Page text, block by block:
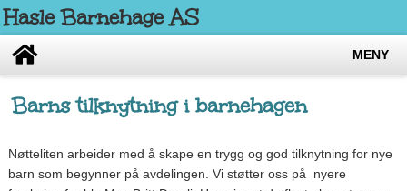
Hasle Barnehage AS
MENY
Barns tilknytning i barnehagen
Nøtteliten arbeider med å skape en trygg og god tilknytning for nye
barn som begynner på avdelingen. Vi støtter oss på nyere